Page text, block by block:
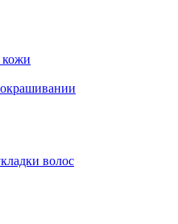
кожи
волос